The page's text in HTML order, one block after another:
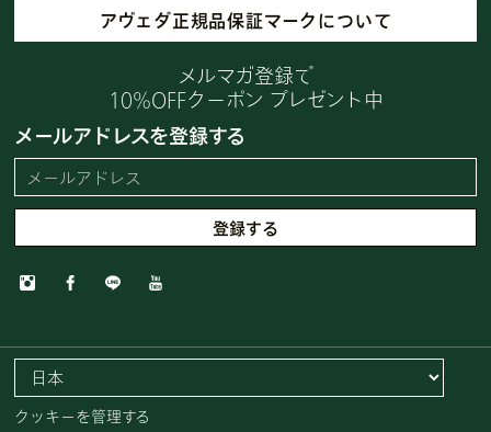
アヴェダ正規品保証マークについて
メルマガ登録で
10%OFFクーポン プレゼント中
メールアドレスを登録する
クッキーを管理する